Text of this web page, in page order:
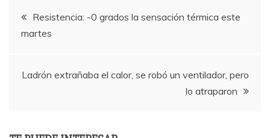
Navegación
entradas
Resistencia: -0 grados la sensación térmica este
martes
Ladrón extrañaba el calor, se robó un ventilador, pero
lo atraparon